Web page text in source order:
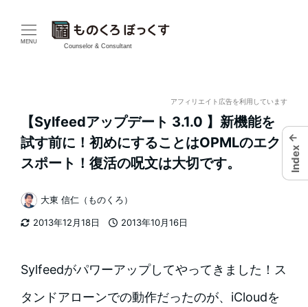
MENU
Counselor & Consultant
アフィリエイト広告を利用しています
【Sylfeedアップデート 3.1.0 】新機能を
試す前に！初めにすることはOPMLのエク
スポート！復活の呪文は大切です。
2013年12月18日
2013年10月16日
著
者
大東 信仁（ものくろ）
Sylfeedがパワーアップしてやってきました！ス
タンドアローンでの動作だったのが、iCloudを
←
Index